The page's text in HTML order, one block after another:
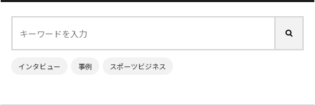
インタビュー 事例 スポーツビジネス